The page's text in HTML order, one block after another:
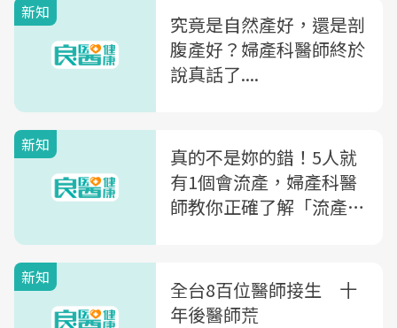
新知
究竟是自然產好，還是剖
腹產好？婦產科醫師終於
說真話了....
新知
真的不是妳的錯！5人就
有1個會流產，婦產科醫
師教你正確了解「流產」
新知
全台8百位醫師接生 十
年後醫師荒